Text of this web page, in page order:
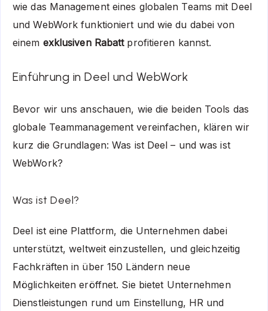
wie das Management eines globalen Teams mit Deel
und WebWork funktioniert und wie du dabei von
einem exklusiven Rabattprofitieren kannst.
Einführung in Deel und WebWork
Bevor wir uns anschauen, wie die beiden Tools das
globale Teammanagement vereinfachen, klären wir
kurz die Grundlagen: Was ist Deel – und was ist
WebWork?
Was ist Deel?
Deel ist eine Plattform, die Unternehmen dabei
unterstützt, weltweit einzustellen, und gleichzeitig
Fachkräften in über 150 Ländern neue
Möglichkeiten eröffnet. Sie bietet Unternehmen
Dienstleistungen rund um Einstellung, HR und